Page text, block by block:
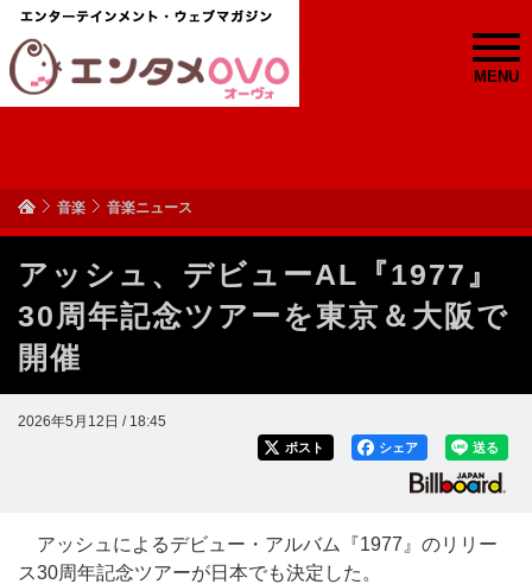
MENU
音楽 音楽ニュース
アッシュ、デビューAL『1977』
30周年記念ツアーを東京＆大阪で
開催
2026年5月12日 / 18:45
送る
シェア
ポスト
アッシュによるデビュー・アルバム『1977』のリリー
ス30周年記念ツアーが日本でも決定した。